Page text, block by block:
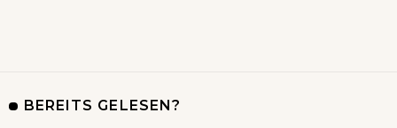
BEREITS GELESEN?